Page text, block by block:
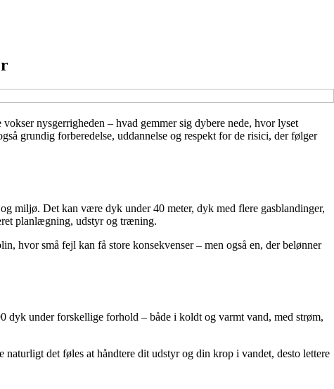
nysgerrigheden – hvad gemmer sig dybere nede, hvor lyset
grundig forberedelse, uddannelse og respekt for de risici, der følger
miljø. Det kan være dyk under 40 meter, dyk med flere gasblandinger,
planlægning, udstyr og træning.
hvor små fejl kan få store konsekvenser – men også en, der belønner
dyk under forskellige forhold – både i koldt og varmt vand, med strøm,
det føles at håndtere dit udstyr og din krop i vandet, desto lettere